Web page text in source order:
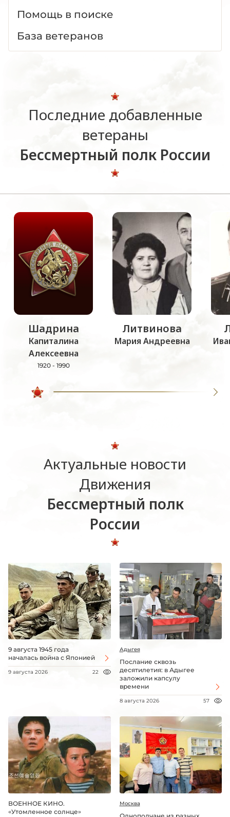
Помощь в поиске
База ветеранов
Последние добавленные
ветераны
Бессмертный полк России
Шадрина
Капиталина
Алексеевна
1920 - 1990
Литвинова
Мария Андреевна
Актуальные новости
Движения
Бессмертный полк
России
9 августа 1945 года
началась война с Японией
9 августа 2026 22
Адыгея
Послание сквозь
десятилетия: в Адыгее
заложили капсулу
времени
8 августа 2026 57
ВОЕННОЕ КИНО.
«Утомленное солнце»
Москва